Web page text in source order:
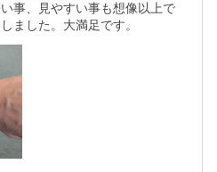
事、見やすい事も想像以上で
ました。大満足です。